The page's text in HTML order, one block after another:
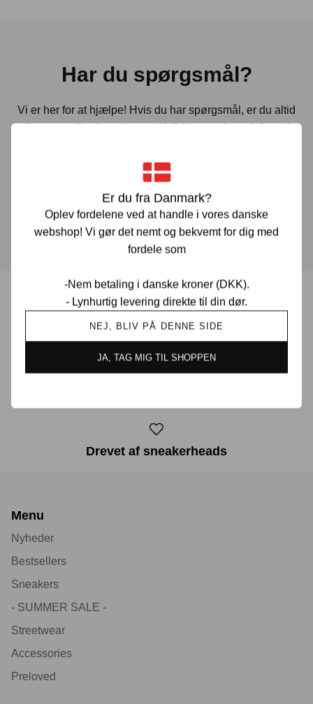
Er du fra Danmark?
Oplev fordelene ved at handle i vores danske
webshop! Vi gør det nemt og bekvemt for dig med
fordele som
-Nem betaling i danske kroner (DKK).
- Lynhurtig levering direkte til din dør.
NEJ, BLIV PÅ DENNE SIDE
JA, TAG MIG TIL SHOPPEN
Har du spørgsmål?
Vi er her for at hjælpe! Hvis du har spørgsmål, er du altid
velkommen til at kontakte os. Udfyld vores kontaktformular
muligt.
KONTAKT OS
Prisgaranti i Danmark
Drevet af sneakerheads
Menu
Nyheder
Bestsellers
Sneakers
- SUMMER SALE -
Streetwear
Accessories
Preloved